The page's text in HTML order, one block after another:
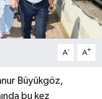
A- A+
Büyükgöz,
bu kez